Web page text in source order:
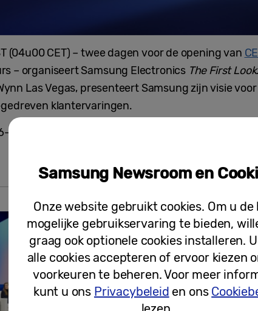
(04u00 CET) – twee dagen voor de opening van
– organiseert Samsung Electronics The First Look
Las Vegas, presenteert Samsung zijn visie
klantervaringen.
content van Samsung voor meer informatie over
Persberichten
Samsung schetst hoe FAST,
toekomst van televisie
Samsung Newsroom en
Onze website gebruikt cookies. Om u de
mogelijke gebruikservaring te bieden,
graag ook optionele cookies installeren.
alle cookies accepteren of ervoor kiezen
voorkeuren te beheren. Voor meer
kunt u ons Privacybeleid en ons